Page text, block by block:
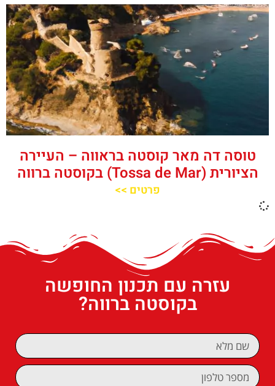
טוסה דה מאר קוסטה בראווה – העיירה
הציורית (Tossa de Mar) בקוסטה ברווה
פרטים >>
עזרה עם תכנון החופשה
בקוסטה ברווה?